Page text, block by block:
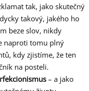
tak, jako skutečný
takový, jakého ho
beze slov, nikdy
naproti tomu plný
kdy zjistíme, že ten
na posteli.
– a jako